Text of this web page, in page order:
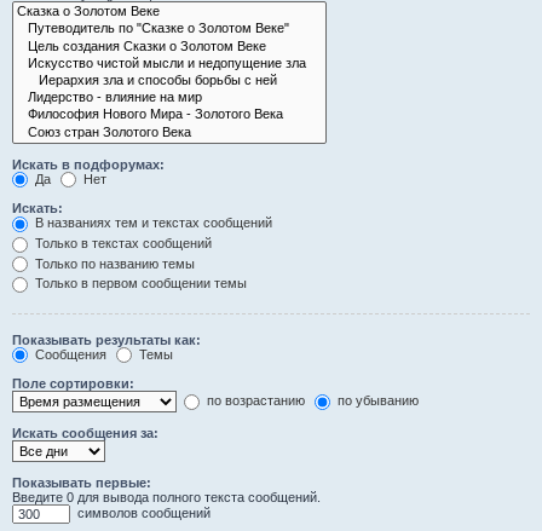
Искать в подфорумах:
Да
Нет
Искать:
В названиях тем и текстах сообщений
Только в текстах сообщений
Только по названию темы
Только в первом сообщении темы
Показывать результаты как:
Сообщения
Темы
Поле сортировки:
по возрастанию
по убыванию
Искать сообщения за:
Показывать первые:
Введите 0 для вывода полного текста сообщений.
символов сообщений